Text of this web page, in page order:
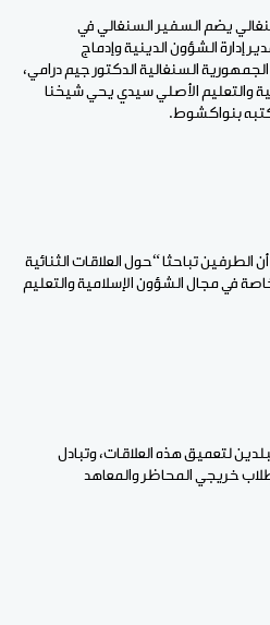
يضم السفير السنغالي في
إدارة الشؤون الدينية وإدماج
الجمهورية السنغالية الدكتور جيم درامي،
والتعليم الأصلي سيدي يحي شيخنا
بنواكشوط.
الطرفين تباحثا “حول العلاقات الثنائية
في مجال الشؤون الإسلامية والتعليم
لتعميق هذه العلاقات، وتبادل
خريجي المحاظر والمعاهد